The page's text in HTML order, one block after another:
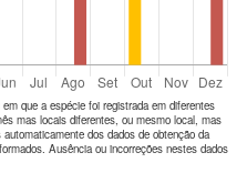
em que a espécie foi registrada em diferentes
mas locais diferentes, ou mesmo local, mas
dos dados de obtenção da
Ausência ou incorreções nestes dados